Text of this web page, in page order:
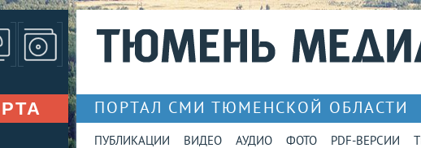
ПОРТАЛ СМИ ТЮМЕНСКОЙ ОБЛАСТИ
ПУБЛИКАЦИИ ВИДЕО АУДИО ФОТО PDF-ВЕРСИИ